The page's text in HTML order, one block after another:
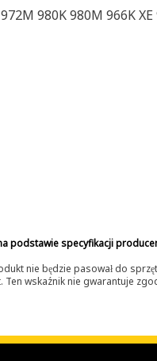
980K 980M 966K
podstawie specyfikacji
nie będzie pasował do
wskaźnik nie gwarantuje